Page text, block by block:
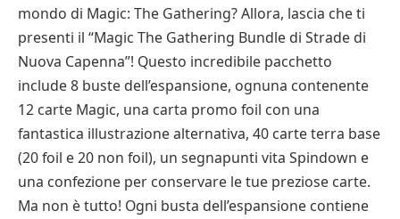
mondo di Magic: The Gathering? Allora, lascia che ti
presenti il “Magic The Gathering Bundle di Strade di
Nuova Capenna”! Questo incredibile pacchetto
include 8 buste dell’espansione, ognuna contenente
12 carte Magic, una carta promo foil con una
fantastica illustrazione alternativa, 40 carte terra base
(20 foil e 20 non foil), un segnapunti vita Spindown e
una confezione per conservare le tue preziose carte.
Ma non è tutto! Ogni busta dell’espansione contiene